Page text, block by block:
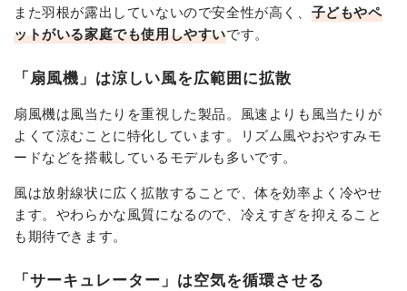
また羽根が露出していないので安全性が高く、 子どもやペ
ットがいる家庭でも使用しやすいです。
「扇風機」は涼しい風を広範囲に拡散
扇風機は風当たりを重視した製品。風速よりも風当たりが
よくて涼むことに特化しています。リズム風やおやすみモ
ードなどを搭載しているモデルも多いです。
風は放射線状に広く拡散することで、体を効率よく冷やせ
ます。やわらかな風質になるので、冷えすぎを抑えること
も期待できます。
「サーキュレーター」は空気を循環させる